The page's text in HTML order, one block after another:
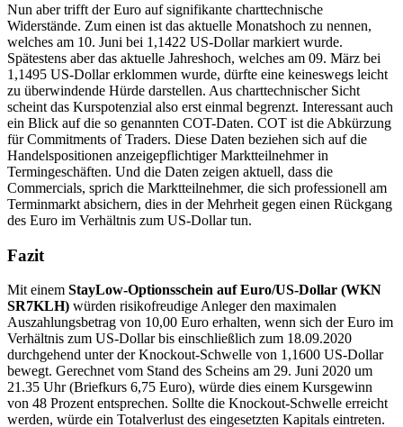
Nun aber trifft der Euro auf signifikante charttechnische
Widerstände. Zum einen ist das aktuelle Monatshoch zu nennen,
welches am 10. Juni bei 1,1422 US-Dollar markiert wurde.
Spätestens aber das aktuelle Jahreshoch, welches am 09. März bei
1,1495 US-Dollar erklommen wurde, dürfte eine keineswegs leicht
zu überwindende Hürde darstellen. Aus charttechnischer Sicht
scheint das Kurspotenzial also erst einmal begrenzt. Interessant auch
ein Blick auf die so genannten COT-Daten. COT ist die Abkürzung
für Commitments of Traders. Diese Daten beziehen sich auf die
Handelspositionen anzeigepflichtiger Marktteilnehmer in
Termingeschäften. Und die Daten zeigen aktuell, dass die
Commercials, sprich die Marktteilnehmer, die sich professionell am
Terminmarkt absichern, dies in der Mehrheit gegen einen Rückgang
des Euro im Verhältnis zum US-Dollar tun.
Fazit
Mit einem StayLow-Optionsschein auf Euro/US-Dollar (WKN
SR7KLH) würden risikofreudige Anleger den maximalen
Auszahlungsbetrag von 10,00 Euro erhalten, wenn sich der Euro im
Verhältnis zum US-Dollar bis einschließlich zum 18.09.2020
durchgehend unter der Knockout-Schwelle von 1,1600 US-Dollar
bewegt. Gerechnet vom Stand des Scheins am 29. Juni 2020 um
21.35 Uhr (Briefkurs 6,75 Euro), würde dies einem Kursgewinn
von 48 Prozent entsprechen. Sollte die Knockout-Schwelle erreicht
werden, würde ein Totalverlust des eingesetzten Kapitals eintreten.